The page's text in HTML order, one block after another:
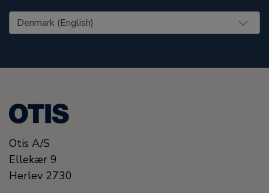
United States (EN)
Otis A/S
Ellekær 9
Herlev 2730